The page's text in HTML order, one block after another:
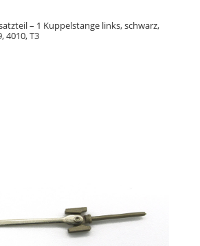
– 1 Kuppelstange links, schwarz,
4010, T3